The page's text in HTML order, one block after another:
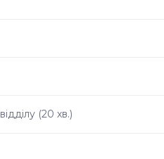
(20 хв.)